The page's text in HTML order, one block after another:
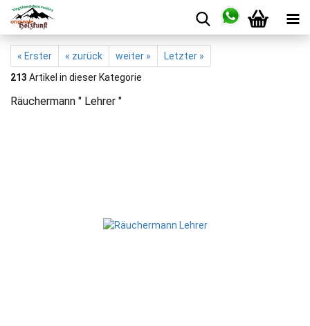
« Erster « zurück weiter »
Letzter »
213 Artikel in dieser Kategorie
Räuchermann " Lehrer "